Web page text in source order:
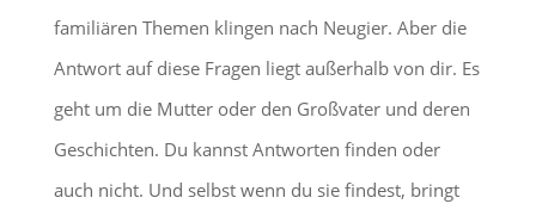
familiären Themen klingen nach Neugier. Aber die
Antwort auf diese Fragen liegt außerhalb von dir. Es
geht um die Mutter oder den Großvater und deren
Geschichten. Du kannst Antworten finden oder
auch nicht. Und selbst wenn du sie findest, bringt